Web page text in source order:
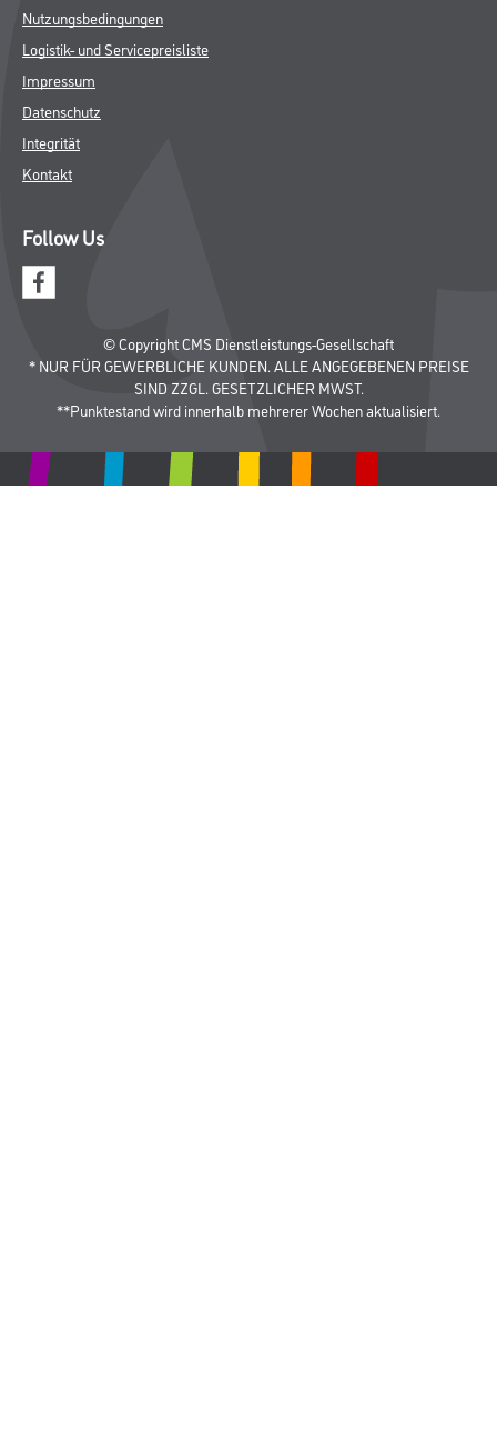
Nutzungsbedingungen
Logistik- und Servicepreisliste
Impressum
Datenschutz
Integrität
Kontakt
Follow Us
© Copyright CMS Dienstleistungs-Gesellschaft
* NUR FÜR GEWERBLICHE KUNDEN. ALLE ANGEGEBENEN PREISE
SIND ZZGL. GESETZLICHER MWST.
**Punktestand wird innerhalb mehrerer Wochen aktualisiert.